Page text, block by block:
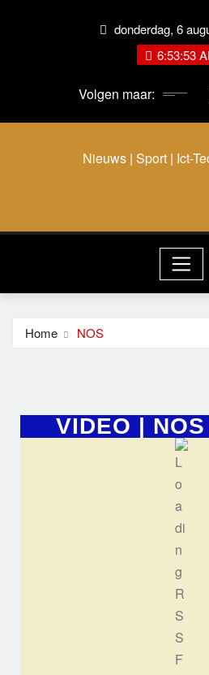
donderdag, 6
6:53:53
Volgen maar:
Nieuws | Sport | Ict-
Home NOS
VIDEO |